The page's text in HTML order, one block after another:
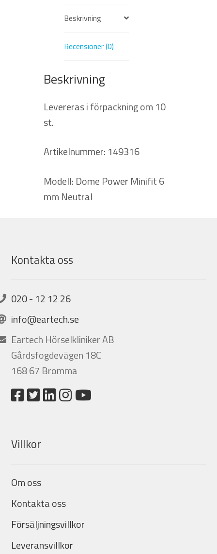
Beskrivning
Recensioner (0)
Beskrivning
Levereras i förpackning om 10
st.
Artikelnummer: 149316
Modell: Dome Power Minifit 6
mm Neutral
Kontakta oss
020 - 12 12 26
info@eartech.se
Eartech Hörselkliniker AB
Gårdsfogdevägen 18C
168 67 Bromma
Villkor
Om oss
Kontakta oss
Försäljningsvillkor
Leveransvillkor